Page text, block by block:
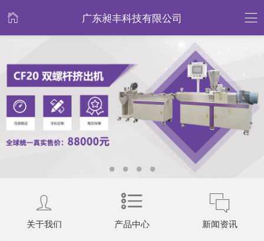
广东昶丰科技有限公司
关于我们 产品中心 新闻资讯